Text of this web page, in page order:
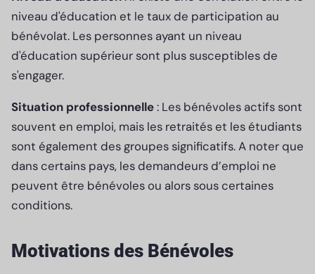
niveau d'éducation et le taux de participation au
bénévolat. Les personnes ayant un niveau
d'éducation supérieur sont plus susceptibles de
s'engager.
Situation professionnelle: Les bénévoles actifs sont
souvent en emploi, mais les retraités et les étudiants
sont également des groupes significatifs. A noter que
dans certains pays, les demandeurs d’emploi ne
peuvent être bénévoles ou alors sous certaines
conditions.
Motivations des Bénévoles